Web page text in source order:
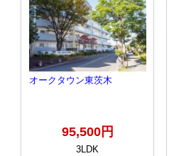
オークタウン東茨木
95,500円
3LDK